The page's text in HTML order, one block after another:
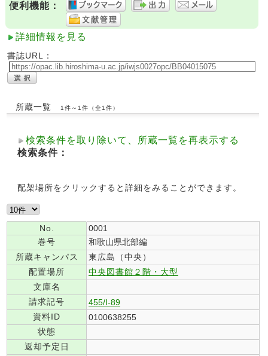
便利機能：
詳細情報を見る
書誌URL：
所蔵一覧 1件～1件（全1件）
検索条件を取り除いて、所蔵一覧を再表示する
検索条件：
配架場所をクリックすると詳細をみることができます。
No.
0001
巻号
和歌山県北部編
所蔵キャンパス
東広島（中央）
配置場所
中央図書館２階・大型
文庫名
請求記号
455/I-89
資料ID
0100638255
状態
返却予定日